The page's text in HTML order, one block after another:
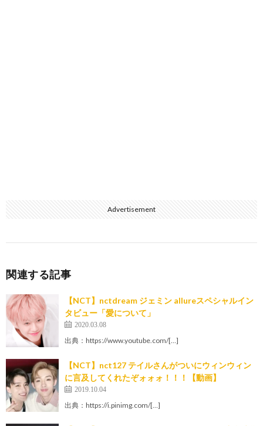
Advertisement
関連する記事
【NCT】nctdream ジェミン allureスペシャルイン
タビュー「愛について」
2020.03.08
出典：https://www.youtube.com/[…]
【NCT】nct127 テイルさんがついにウィンウィン
に言及してくれたぞォォォ！！！【動画】
2019.10.04
出典：https://i.pinimg.com/[…]